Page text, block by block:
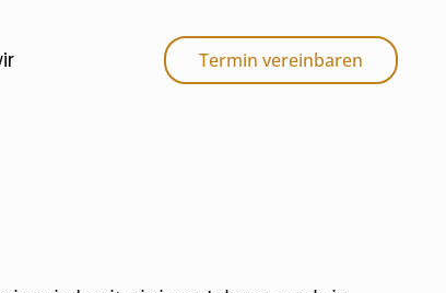
Termin vereinbaren